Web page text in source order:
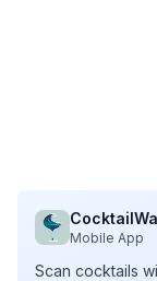
Mobile App
Scan cocktails